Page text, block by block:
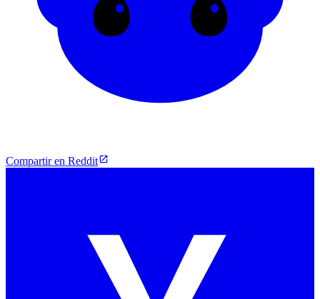
Compartir en Reddit